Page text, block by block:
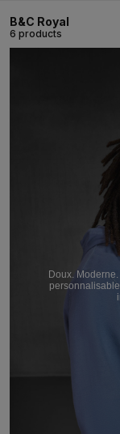
B&C Royal
6 products
Doux.